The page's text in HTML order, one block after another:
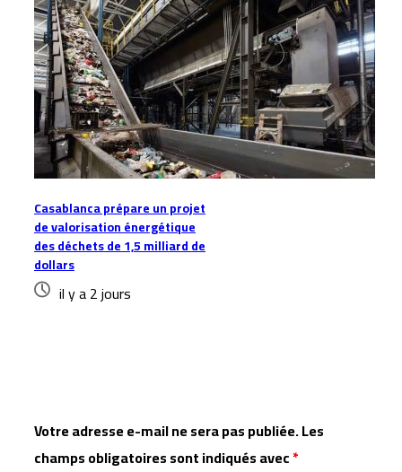
Casablanca prépare un projet
de valorisation énergétique
des déchets de 1,5 milliard de
dollars
il y a 2 jours
Votre adresse e-mail ne sera pas publiée.Les
champs obligatoires sont indiqués avec*